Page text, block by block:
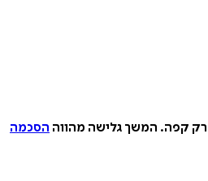
רק קפה. המשך גלישה מהווה הסכמה